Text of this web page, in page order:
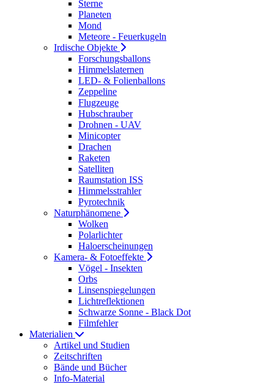
Sterne
Planeten
Mond
Meteore - Feuerkugeln
Irdische Objekte
Forschungsballons
Himmelslaternen
LED- & Folienballons
Zeppeline
Flugzeuge
Hubschrauber
Drohnen - UAV
Minicopter
Drachen
Raketen
Satelliten
Raumstation ISS
Himmelsstrahler
Pyrotechnik
Naturphänomene
Wolken
Polarlichter
Haloerscheinungen
Kamera- & Fotoeffekte
Vögel - Insekten
Orbs
Linsenspiegelungen
Lichtreflektionen
Schwarze Sonne - Black Dot
Filmfehler
Materialien
Artikel und Studien
Zeitschriften
Bände und Bücher
Info-Material